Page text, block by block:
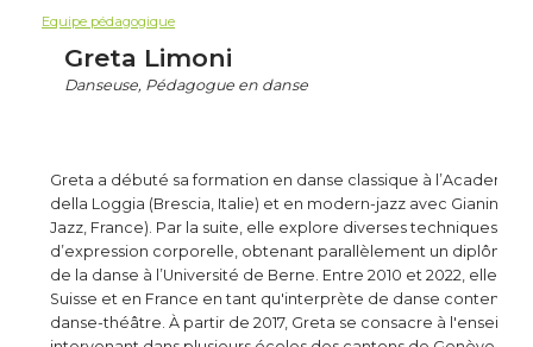
Equipe pédagogique
Greta Limoni
Danseuse, Pédagogue en danse
Greta a débuté sa formation en danse classique à l’Academie
della Loggia (Brescia, Italie) et en modern-jazz avec Gianin
Jazz, France). Par la suite, elle explore diverses techniques de
d’expression corporelle, obtenant parallèlement un diplôme
de la danse à l’Université de Berne. Entre 2010 et 2022, elle se
Suisse et en France en tant qu'interprète de danse
danse-théâtre. À partir de 2017, Greta se consacre à